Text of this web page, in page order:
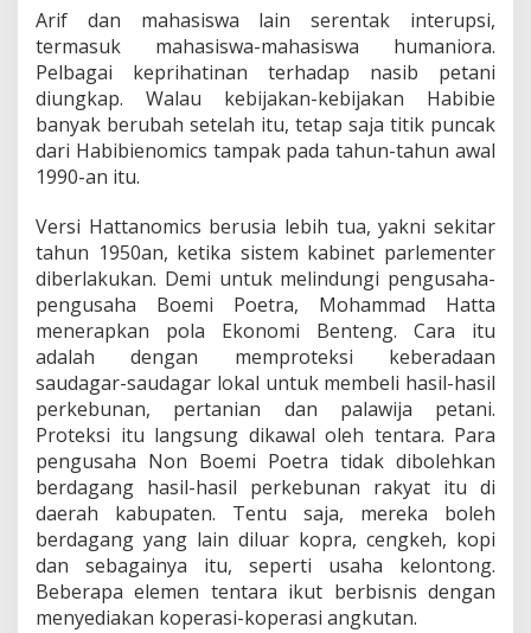
Arif dan mahasiswa lain serentak interupsi,
termasuk mahasiswa-mahasiswa humaniora.
Pelbagai keprihatinan terhadap nasib petani
diungkap. Walau kebijakan-kebijakan Habibie
banyak berubah setelah itu, tetap saja titik puncak
dari Habibienomics tampak pada tahun-tahun awal
1990-an itu.
Versi Hattanomics berusia lebih tua, yakni sekitar
tahun 1950an, ketika sistem kabinet parlementer
diberlakukan. Demi untuk melindungi pengusaha-
pengusaha Boemi Poetra, Mohammad Hatta
menerapkan pola Ekonomi Benteng. Cara itu
adalah dengan memproteksi keberadaan
saudagar-saudagar lokal untuk membeli hasil-hasil
perkebunan, pertanian dan palawija petani.
Proteksi itu langsung dikawal oleh tentara. Para
pengusaha Non Boemi Poetra tidak dibolehkan
berdagang hasil-hasil perkebunan rakyat itu di
daerah kabupaten. Tentu saja, mereka boleh
berdagang yang lain diluar kopra, cengkeh, kopi
dan sebagainya itu, seperti usaha kelontong.
Beberapa elemen tentara ikut berbisnis dengan
menyediakan koperasi-koperasi angkutan.